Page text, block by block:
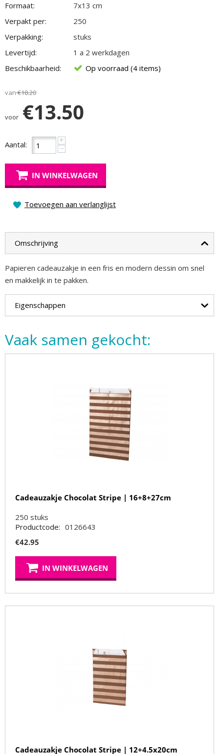
Formaat:
7x13 cm
Verpakt per:
250
Verpakking:
stuks
Levertijd:
1 a 2 werkdagen
Beschikbaarheid:
Op voorraad (4 items)
van €18.20
voor €13.50
Aantal: +
−
IN WINKELWAGEN
Toevoegen aan verlanglijst
Omschrijving
Papieren cadeauzakje in een fris en modern dessin om snel
en makkelijk in te pakken.
Eigenschappen
Vaak samen gekocht:
Cadeauzakje Chocolat Stripe | 16+8+27cm
250 stuks
Productcode: 0126643
€42.95
IN WINKELWAGEN
Cadeauzakje Chocolat Stripe | 12+4.5x20cm